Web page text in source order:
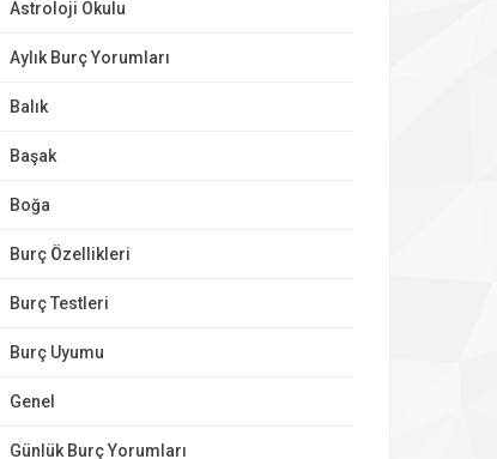
Astroloji Okulu
Aylık Burç Yorumları
Balık
Başak
Boğa
Burç Özellikleri
Burç Testleri
Burç Uyumu
Genel
Günlük Burç Yorumları